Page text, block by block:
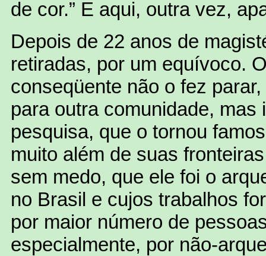
de cor.” E aqui, outra vez,
Depois de 22 anos de
retiradas, por um equívoco.
conseqüente não o fez
para outra comunidade,
pesquisa, que o tornou
muito além de suas
sem medo, que ele foi o
no Brasil e cujos trabalhos
por maior número de
especialmente, por não-